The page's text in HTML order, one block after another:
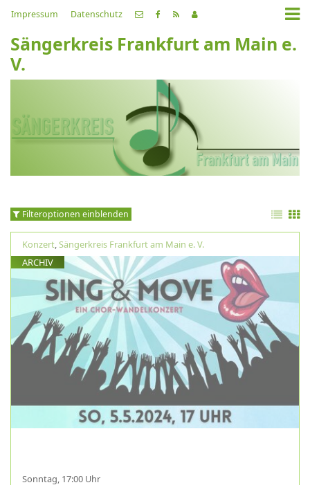
Impressum Datenschutz
Sängerkreis Frankfurt am Main e.
V.
Filteroptionen einblenden
Konzert,Sängerkreis Frankfurt am Main e. V.
ARCHIV
Sonntag, 17:00 Uhr